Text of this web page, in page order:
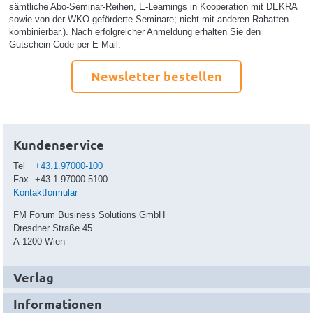
sämtliche Abo-Seminar-Reihen, E-Learnings in Kooperation mit DEKRA
sowie von der WKO geförderte Seminare; nicht mit anderen Rabatten
kombinierbar.). Nach erfolgreicher Anmeldung erhalten Sie den
Gutschein-Code per E-Mail.
Newsletter bestellen
Kundenservice
Tel
+43.1.97000-100
Fax
+43.1.97000-5100
Kontaktformular
FM Forum Business Solutions GmbH
Dresdner Straße 45
A-1200 Wien
Verlag
Informationen